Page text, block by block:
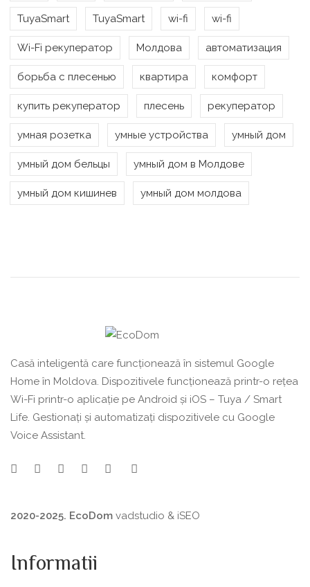
TuyaSmart TuyaSmart wi-fi wi-fi
Wi-Fi рекуператор Молдова автоматизация
борьба с плесенью квартира комфорт
купить рекуператор плесень рекуператор
умная розетка умные устройства умный дом
умный дом бельцы умный дом в Молдове
умный дом кишинев умный дом молдова
Casă inteligentă care funcționează în sistemul Google
Home în Moldova. Dispozitivele funcționează printr-o rețea
Wi-Fi printr-o aplicație pe Android și iOS – Tuya / Smart
Life. Gestionați și automatizați dispozitivele cu Google
Voice Assistant.
2020-2025. EcoDom vadstudio & iSEO
Informatii